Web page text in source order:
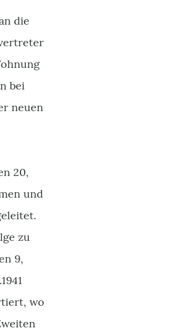
die
bei
neuen
20,
und
zu
9,
wo